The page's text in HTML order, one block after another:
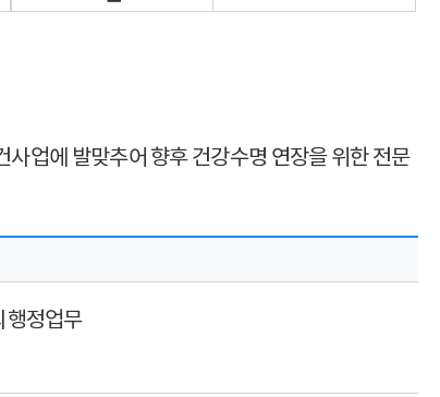
업에 발맞추어 향후 건강수명 연장을 위한 전문
행정업무